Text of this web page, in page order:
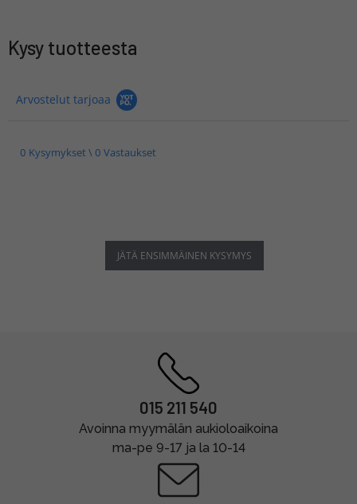
Kysy tuotteesta
Arvostelut tarjoaa
0 Kysymykset \ 0 Vastaukset
JÄTÄ ENSIMMÄINEN KYSYMYS
015 211 540
Avoinna myymälän aukioloaikoina
ma-pe 9-17 ja la 10-14